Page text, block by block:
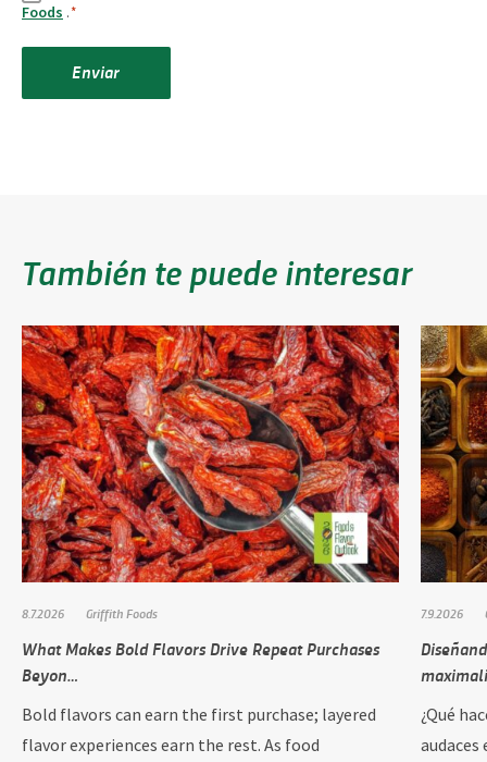
Foods .*
Enviar
También te puede interesar
8.7.2026 Griffith Foods
What Makes Bold Flavors Drive Repeat Purchases
Beyon…
Bold flavors can earn the first purchase; layered
flavor experiences earn the rest. As food
7.9.2026
¿Qué